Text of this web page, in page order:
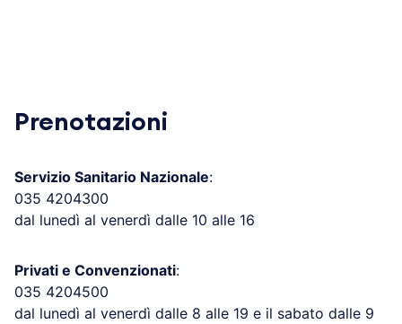
Prenotazioni
Servizio Sanitario Nazionale:
035 4204300
dal lunedì al venerdì dalle 10 alle 16
Privati e Convenzionati:
035 4204500
dal lunedì al venerdì dalle 8 alle 19 e il sabato dalle 9